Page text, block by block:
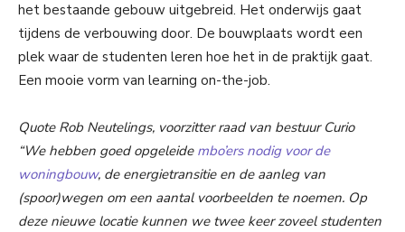
het bestaande gebouw uitgebreid. Het onderwijs gaat
tijdens de verbouwing door. De bouwplaats wordt een
plek waar de studenten leren hoe het in de praktijk gaat.
Een mooie vorm van learning on-the-job.
Quote Rob Neutelings, voorzitter raad van bestuur Curio
“We hebben goed opgeleide mbo’ers nodig voor de
woningbouw, de energietransitie en de aanleg van
(spoor)wegen om een aantal voorbeelden te noemen. Op
deze nieuwe locatie kunnen we twee keer zoveel studenten